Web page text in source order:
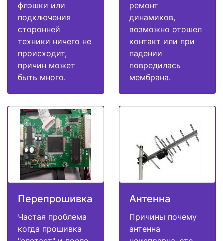
флэшки или
подключения
сторонней
техники ничего не
происходит,
причин может
быть много.
ремонт
динамиков,
возможно отошел
контакт или при
падении
повредилась
мембрана.
Перепрошивка
Частая проблема
когда прошивка
Антенна
Причины почему
антенна